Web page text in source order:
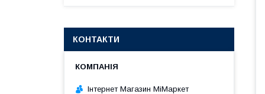
КОНТАКТИ
Інтернет Магазин МіМаркет